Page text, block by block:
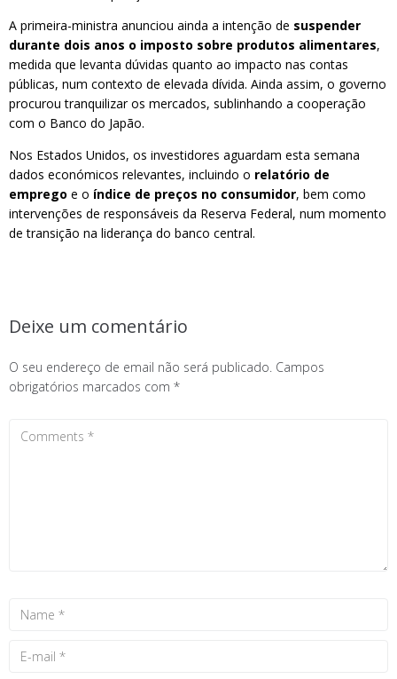
A primeira-ministra anunciou ainda a intenção de suspender
durante dois anos o imposto sobre produtos alimentares,
medida que levanta dúvidas quanto ao impacto nas contas
públicas, num contexto de elevada dívida. Ainda assim, o governo
procurou tranquilizar os mercados, sublinhando a cooperação
com o Banco do Japão.
Nos Estados Unidos, os investidores aguardam esta semana
dados económicos relevantes, incluindo o relatório de
emprego e o índice de preços no consumidor, bem como
intervenções de responsáveis da Reserva Federal, num momento
de transição na liderança do banco central.
Deixe um comentário
O seu endereço de email não será publicado. Campos
obrigatórios marcados com *